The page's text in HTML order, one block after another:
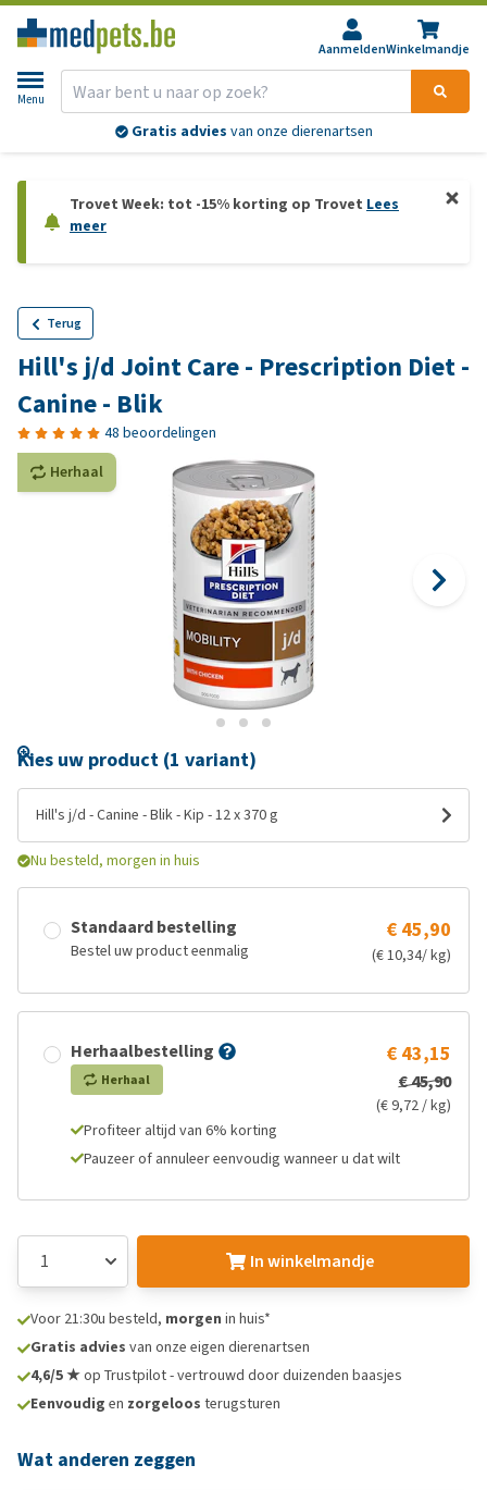
AanmeldenWinkelmandje
Menu
Gratis advies van onze dierenartsen
Trovet Week: tot -15% korting op Trovet Lees
meer
Terug
Hill's j/d Joint Care - Prescription Diet -
Canine - Blik
48 beoordelingen
Herhaal
Kies uw product (1 variant)
Hill's j/d - Canine - Blik - Kip - 12 x 370 g
Nu besteld, morgen in huis
Standaard bestelling
Bestel uw product eenmalig
€ 45,90
(€ 10,34/ kg)
Herhaalbestelling
Herhaal
€ 43,15
€ 45,90
(€ 9,72 / kg)
Profiteer altijd van 6% korting
Pauzeer of annuleer eenvoudig wanneer u dat wilt
In winkelmandje
Voor 21:30u besteld, morgen in huis*
Gratis advies van onze eigen dierenartsen
4,6/5 ★op Trustpilot - vertrouwd door duizenden baasjes
Eenvoudig en zorgeloos terugsturen
Wat anderen zeggen